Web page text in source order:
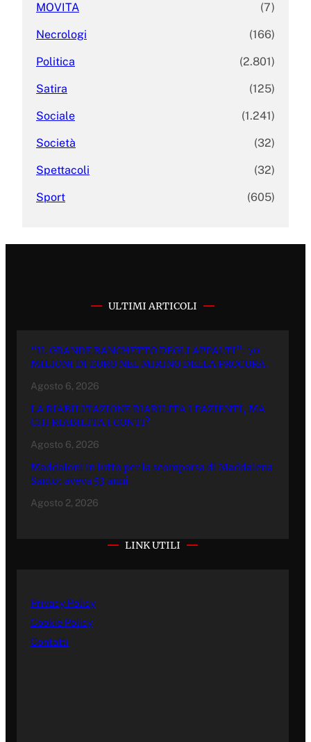
MOVITA (7)
Necrologi (166)
Politica (2.801)
Satira (125)
Sociale (1.241)
Società (32)
Spettacoli (32)
Sport (605)
ULTIMI ARTICOLI
“IL GRANDE BANCHETTO DEGLI APPALTI”: 70
MILIONI DI EURO NEL MIRINO DELLA PROCURA.
Agosto 6, 2026
LA RIABILITAZIONE RIABILITA I PAZIENTI, MA
CHI RIABILITA I CONTI?
Agosto 6, 2026
Maddaloni in lutto per la scomparsa di Maddalena
Santo: aveva 53 anni
Agosto 2, 2026
LINK UTILI
Privacy Policy
Cookie Policy
Contatti